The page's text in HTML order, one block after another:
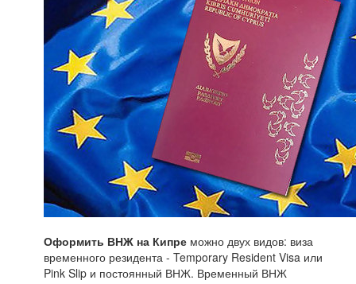
Оформить ВНЖ на Кипре можно двух видов: виза
временного резидента - Temporary Resident Visa или
Pink Slip и постоянный ВНЖ. Временный ВНЖ